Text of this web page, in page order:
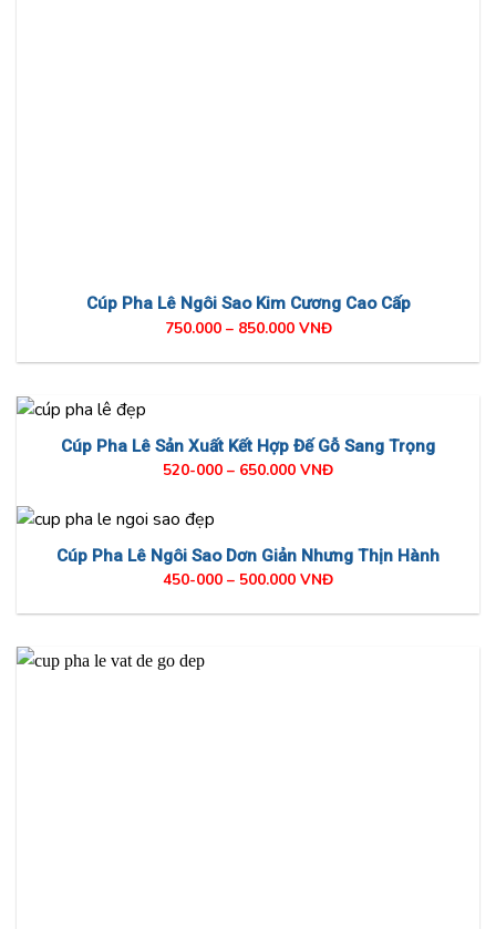
Cúp Pha Lê Ngôi Sao Kim Cương Cao Cấp
750.000 – 850.000 VNĐ
Cúp Pha Lê Sản Xuất Kết Hợp Đế Gỗ Sang Trọng
520-000 – 650.000 VNĐ
Cúp Pha Lê Ngôi Sao Dơn Giản Nhưng Thịn Hành
450-000 – 500.000 VNĐ